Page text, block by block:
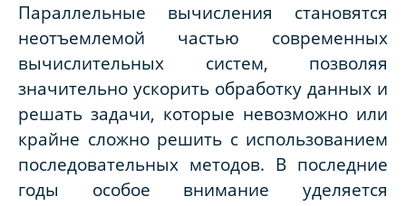
Параллельные вычисления становятся
неотъемлемой частью современных
вычислительных систем, позволяя
значительно ускорить обработку данных и
решать задачи, которые невозможно или
крайне сложно решить с использованием
последовательных методов. В последние
годы особое внимание уделяется